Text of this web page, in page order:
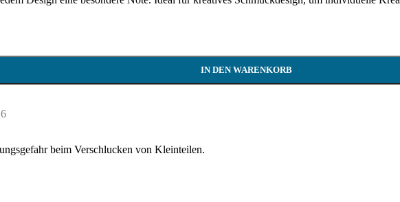
IN DEN WARENKORB
beim Verschlucken von Kleinteilen.